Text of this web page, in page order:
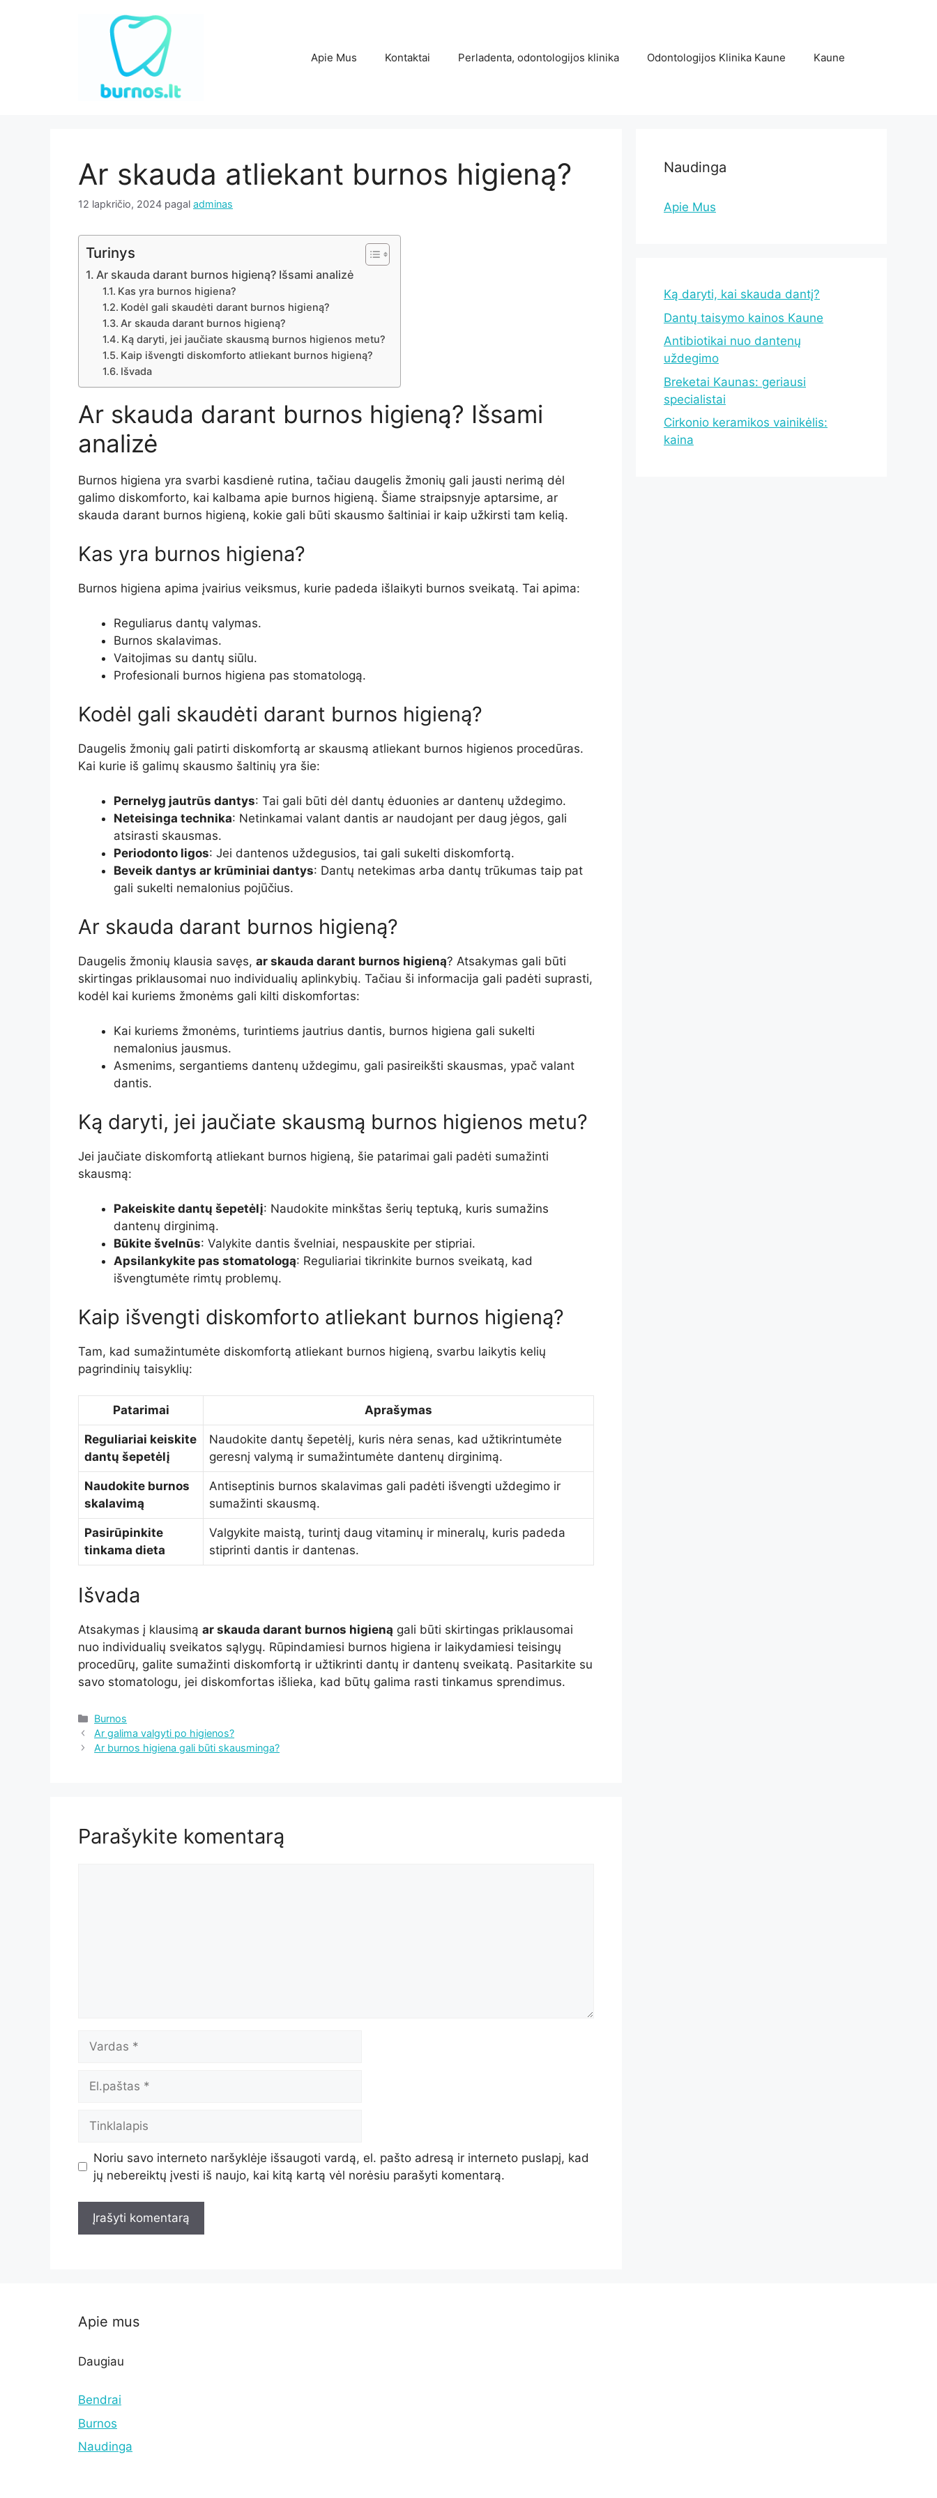
Apie Mus Kontaktai Perladenta, odontologijos klinika Odontologijos Klinika Kaune Kaune
Ar skauda atliekant burnos higieną?
12 lapkričio, 2024 pagal adminas
Turinys
Ar skauda darant burnos higieną? Išsami analizė
Kas yra burnos higiena?
Kodėl gali skaudėti darant burnos higieną?
Ar skauda darant burnos higieną?
Ką daryti, jei jaučiate skausmą burnos higienos metu?
Kaip išvengti diskomforto atliekant burnos higieną?
Išvada
Ar skauda darant burnos higieną? Išsami
analizė
Burnos higiena yra svarbi kasdienė rutina, tačiau daugelis žmonių gali jausti nerimą dėl
galimo diskomforto, kai kalbama apie burnos higieną. Šiame straipsnyje aptarsime, ar
skauda darant burnos higieną, kokie gali būti skausmo šaltiniai ir kaip užkirsti tam kelią.
Kas yra burnos higiena?
Burnos higiena apima įvairius veiksmus, kurie padeda išlaikyti burnos sveikatą. Tai apima:
Reguliarus dantų valymas.
Burnos skalavimas.
Vaitojimas su dantų siūlu.
Profesionali burnos higiena pas stomatologą.
Kodėl gali skaudėti darant burnos higieną?
Daugelis žmonių gali patirti diskomfortą ar skausmą atliekant burnos higienos procedūras.
Kai kurie iš galimų skausmo šaltinių yra šie:
Pernelyg jautrūs dantys: Tai gali būti dėl dantų ėduonies ar dantenų uždegimo.
Neteisinga technika: Netinkamai valant dantis ar naudojant per daug jėgos, gali
atsirasti skausmas.
Periodonto ligos: Jei dantenos uždegusios, tai gali sukelti diskomfortą.
Beveik dantys ar krūminiai dantys: Dantų netekimas arba dantų trūkumas taip pat
gali sukelti nemalonius pojūčius.
Ar skauda darant burnos higieną?
Daugelis žmonių klausia savęs, ar skauda darant burnos higieną? Atsakymas gali būti
skirtingas priklausomai nuo individualių aplinkybių. Tačiau ši informacija gali padėti suprasti,
kodėl kai kuriems žmonėms gali kilti diskomfortas:
Kai kuriems žmonėms, turintiems jautrius dantis, burnos higiena gali sukelti
nemalonius jausmus.
Asmenims, sergantiems dantenų uždegimu, gali pasireikšti skausmas, ypač valant
dantis.
Ką daryti, jei jaučiate skausmą burnos higienos metu?
Jei jaučiate diskomfortą atliekant burnos higieną, šie patarimai gali padėti sumažinti
skausmą:
Pakeiskite dantų šepetėlį: Naudokite minkštas šerių teptuką, kuris sumažins
dantenų dirginimą.
Būkite švelnūs: Valykite dantis švelniai, nespauskite per stipriai.
Apsilankykite pas stomatologą: Reguliariai tikrinkite burnos sveikatą, kad
išvengtumėte rimtų problemų.
Kaip išvengti diskomforto atliekant burnos higieną?
Tam, kad sumažintumėte diskomfortą atliekant burnos higieną, svarbu laikytis kelių
pagrindinių taisyklių:
Patarimai Aprašymas
Reguliariai keiskite
dantų šepetėlį
Naudokite dantų šepetėlį, kuris nėra senas, kad užtikrintumėte
geresnį valymą ir sumažintumėte dantenų dirginimą.
Naudokite burnos
skalavimą
Antiseptinis burnos skalavimas gali padėti išvengti uždegimo ir
sumažinti skausmą.
Pasirūpinkite
tinkama dieta
Valgykite maistą, turintį daug vitaminų ir mineralų, kuris padeda
stiprinti dantis ir dantenas.
Išvada
Atsakymas į klausimą ar skauda darant burnos higieną gali būti skirtingas priklausomai
nuo individualių sveikatos sąlygų. Rūpindamiesi burnos higiena ir laikydamiesi teisingų
procedūrų, galite sumažinti diskomfortą ir užtikrinti dantų ir dantenų sveikatą. Pasitarkite su
savo stomatologu, jei diskomfortas išlieka, kad būtų galima rasti tinkamus sprendimus.
Kategorijos
Burnos
Ar galima valgyti po higienos?
Ar burnos higiena gali būti skausminga?
Parašykite komentarą
Noriu savo interneto naršyklėje išsaugoti vardą, el. pašto adresą ir interneto puslapį, kad
jų nebereiktų įvesti iš naujo, kai kitą kartą vėl norėsiu parašyti komentarą.
Naudinga
Apie Mus
Ką daryti, kai skauda dantį?
Dantų taisymo kainos Kaune
Antibiotikai nuo dantenų
uždegimo
Breketai Kaunas: geriausi
specialistai
Cirkonio keramikos vainikėlis:
kaina
Apie mus
Daugiau
Bendrai
Burnos
Naudinga